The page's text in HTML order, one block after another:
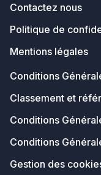
Contactez nous
Politique de
Mentions légales
Conditions
Classement et
Conditions
Conditions
Gestion des